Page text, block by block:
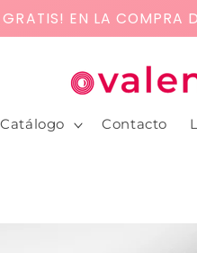
GRATIS! EN LA COMPRA
Catálogo Contacto